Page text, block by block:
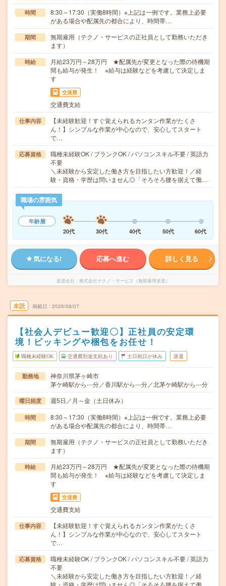
時間
8:30～17:30（実働8時間）※上記は一例です。業務上必要
がある場合や配属先の都合により、時間帯…
期間
無期雇用（テクノ・サービスの正社員として勤務いただき
ます）
時給
月給23万円～28万円 ★配属先が変更となった際の待機期
間も給与が発生！ ※給与は経験などを考慮して決定しま
す
交通費
交通費支給
仕事内容
【未経験歓迎！すぐ覚えられるカンタン作業がたくさ
ん！】シンプルな作業が中心なので、安心してスタート
で…
応募資格
職種未経験OK / ブランクOK / パソコンスキル不要 / 英語力
不要
＼未経験から安定した働き方を目指したい方歓迎！／経
験・資格・学歴は問いません◎「そろそろ腰を据えて働…
職場の雰囲気
年齢層
20代
30代 40代 50代 60代
気になる! 応募へ進む 詳しく見る
派遣会社 株式会社テクノ・サービス（無期雇用派遣）
未読 掲載日 2026/08/07
【社会人デビュー歓迎〇】正社員の安定環
境！ピッキングや梱包をお任せ！
職種未経験OK 交通費別途支給あり 土日祝日が休み 派遣
勤務地
神奈川県茅ヶ崎市
茅ケ崎駅から---分／香川駅から---分／北茅ケ崎駅から---分
曜日頻度 週5日／月～金（土日休み）
時間
8:30～17:30（実働8時間）※上記は一例です。業務上必要
がある場合や配属先の都合により、時間帯…
期間
無期雇用（テクノ・サービスの正社員として勤務いただき
ます）
時給
月給23万円～28万円 ★配属先が変更となった際の待機期
間も給与が発生！ ※給与は経験などを考慮して決定しま
す
交通費
交通費支給
仕事内容
【未経験歓迎！すぐ覚えられるカンタン作業がたくさ
ん！】シンプルな作業が中心なので、安心してスタート
で…
応募資格
職種未経験OK / ブランクOK / パソコンスキル不要 / 英語力
不要
＼未経験から安定した働き方を目指したい方歓迎！／経
験・資格・学歴は問いません◎「そろそろ腰を据えて働…